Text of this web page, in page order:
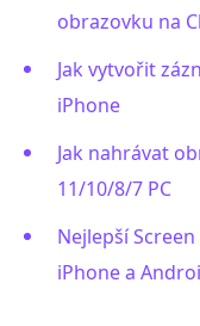
obrazovku na
Jak vytvořit
iPhone
Jak nahrávat
11/10/8/7 PC
Nejlepší
iPhone a